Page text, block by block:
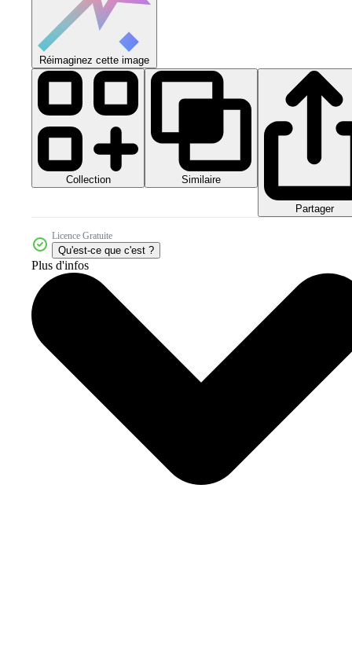
Réimaginez cette image
Collection Similaire
Partager
Licence Gratuite
Qu'est-ce que c'est ?
Plus d'infos